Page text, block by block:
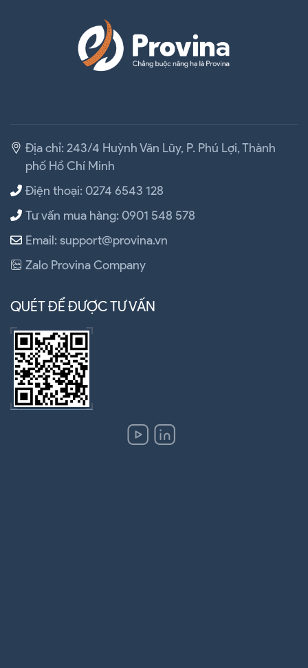
Địa chỉ: 243/4 Huỳnh Văn Lũy, P. Phú Lợi, Thành
phố Hồ Chí Minh
Điện thoại: 0274 6543 128
Tư vấn mua hàng: 0901 548 578
Email: support@provina.vn
Zalo Provina Company
QUÉT ĐỂ ĐƯỢC TƯ VẤN